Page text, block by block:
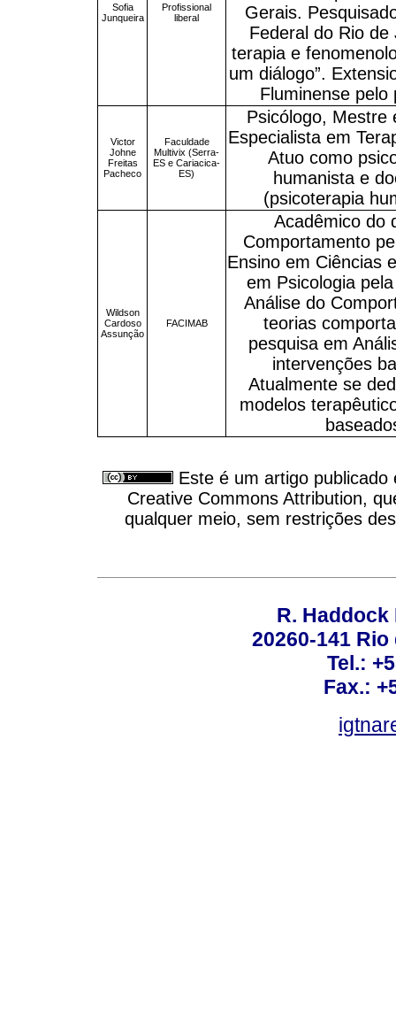
Sofia
Junqueira
Profissional
liberal
Gerais.
Federal do Rio de
terapia e
um diálogo”.
Fluminense pelo
Victor
Johne
Freitas
Pacheco
Faculdade
Multivix (Serra-
ES e Cariacica-
ES)
Psicólogo, Mestre
Especialista em
Atuo como
humanista e
(psicoterapia
Wildson
Cardoso
Assunção
FACIMAB
Acadêmico do
Comportamento
Ensino em Ciências
em Psicologia
Análise do
teorias
pesquisa em
intervenções
Atualmente se
modelos
Este é um artigo
Creative Commons Attribution,
qualquer meio, sem restrições
R. Haddock
20260-141
Tel.:
Fax.: